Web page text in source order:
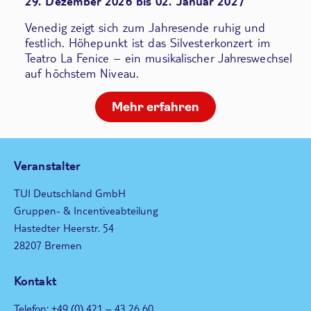
Venedig zeigt sich zum Jahresende ruhig und
festlich. Höhepunkt ist das Silvesterkonzert im
Teatro La Fenice – ein musikalischer Jahreswechsel
auf höchstem Niveau.
Mehr erfahren
Veranstalter
TUI Deutschland GmbH
Gruppen- & Incentiveabteilung
Hastedter Heerstr. 54
28207 Bremen
Kontakt
Telefon: +49 (0) 421 – 43 26 60